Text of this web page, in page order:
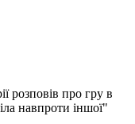
розповів про гру в
навпроти іншої"